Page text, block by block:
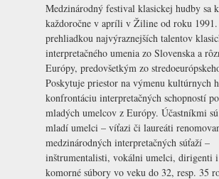
Medzinárodný festival klasickej hudby sa
každoročne v apríli v Žiline od roku 1991.
prehliadkou najvýraznejších talentov
interpretačného umenia zo Slovenska a
Európy, predovšetkým zo
Poskytuje priestor na výmenu kultúrnych
konfrontáciu interpretačných schopností
mladých umelcov z Európy. Účastníkmi
mladí umelci – víťazi či laureáti
medzinárodných interpretačných súťaží –
inštrumentalisti, vokálni umelci, dirigenti
komorné súbory vo veku do 32, resp. 35